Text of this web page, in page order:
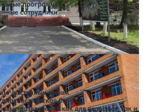
программы
сотрудники
10 Крытый бассейн
роща
роща
доступным ценам
база
развлечения как для взрослых, так и
мест на выбранные даты
другой вариант